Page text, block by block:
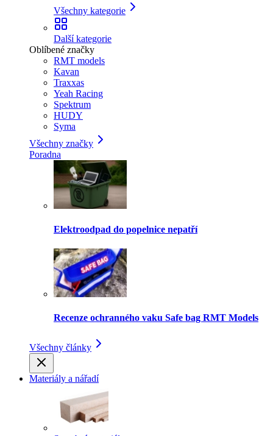
Všechny kategorie
Další kategorie
Oblíbené značky
RMT models
Kavan
Traxxas
Yeah Racing
Spektrum
HUDY
Syma
Všechny značky
Poradna
Elektroodpad do popelnice nepatří
Recenze ochranného vaku Safe bag RMT Models
Všechny články
Materiály a nářadí